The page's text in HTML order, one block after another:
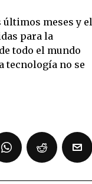
últimos meses y el
para la
todo el mundo
tecnología no se